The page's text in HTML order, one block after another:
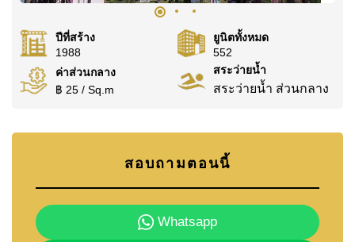
ปีที่สร้าง
1988
ยูนิตทั้งหมด
552
ค่าส่วนกลาง
฿ 25 / Sq.m
สระว่ายน้ำ
สระว่ายน้ำ ส่วนกลาง
สอบถามตอนนี้
Whatsapp